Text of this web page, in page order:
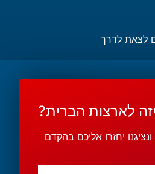
לצאת לדרך
לארצות הברית?
יחזרו אליכם בהקדם